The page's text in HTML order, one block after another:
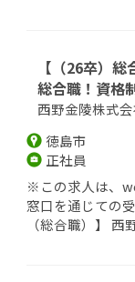
【（26卒）
総合職！資格
西野金陵株式
徳島市
正社員
※この求人は、
窓口を通じての
（総合職）】